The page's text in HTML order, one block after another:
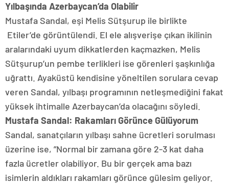
Yılbaşında Azerbaycan’da Olabilir
Mustafa Sandal, eşi Melis Sütşurup ile birlikte
Etiler’de görüntülendi. El ele alışverişe çıkan ikilinin
aralarındaki uyum dikkatlerden kaçmazken, Melis
Sütşurup’un pembe terlikleri ise görenleri şaşkınlığa
uğrattı. Ayaküstü kendisine yöneltilen sorulara cevap
veren Sandal, yılbaşı programının netleşmediğini fakat
yüksek ihtimalle Azerbaycan’da olacağını söyledi.
Mustafa Sandal: Rakamları Görünce Gülüyorum
Sandal, sanatçıların yılbaşı sahne ücretleri sorulması
üzerine ise, ”Normal bir zamana göre 2-3 kat daha
fazla ücretler olabiliyor. Bu bir gerçek ama bazı
isimlerin aldıkları rakamları görünce gülesim geliyor.